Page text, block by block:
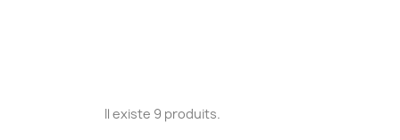
Il existe 9 produits.